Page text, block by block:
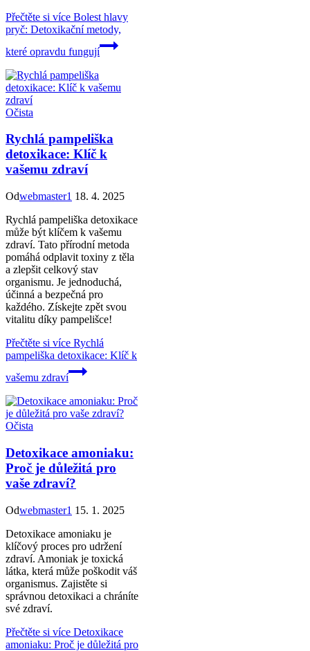
Přečtěte si více Bolest hlavy
pryč: Detoxikační metody,
které opravdu fungují
Očista
Rychlá pampeliška
detoxikace: Klíč k
vašemu zdraví
Odwebmaster1 18. 4. 2025
Rychlá pampeliška detoxikace
může být klíčem k vašemu
zdraví. Tato přírodní metoda
pomáhá odplavit toxiny z těla
a zlepšit celkový stav
organismu. Je jednoduchá,
účinná a bezpečná pro
každého. Získejte zpět svou
vitalitu díky pampelišce!
Přečtěte si více Rychlá
pampeliška detoxikace: Klíč k
vašemu zdraví
Očista
Detoxikace amoniaku:
Proč je důležitá pro
vaše zdraví?
Odwebmaster1 15. 1. 2025
Detoxikace amoniaku je
klíčový proces pro udržení
zdraví. Amoniak je toxická
látka, která může poškodit váš
organismus. Zajistěte si
správnou detoxikaci a chráníte
své zdraví.
Přečtěte si více Detoxikace
amoniaku: Proč je důležitá pro